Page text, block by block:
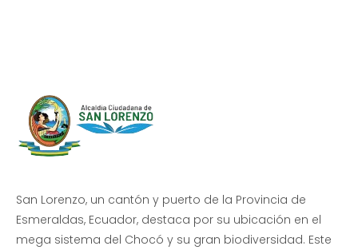
San Lorenzo, un cantón y puerto de la Provincia de
Esmeraldas, Ecuador, destaca por su ubicación en el
mega sistema del Chocó y su gran biodiversidad. Este